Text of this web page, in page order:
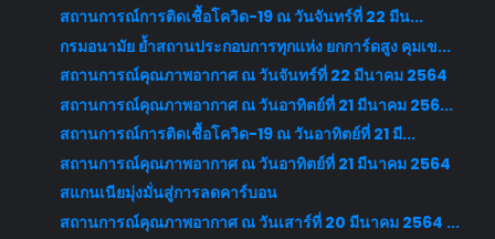
สถานการณ์การติดเชื้อโควิด-19 ณ วันจันทร์ที่ 22 มีน...
กรมอนามัย ย้ำสถานประกอบการทุกแห่ง ยกการ์ดสูง คุมเข...
สถานการณ์คุณภาพอากาศ ณ วันจันทร์ที่ 22 มีนาคม 2564
สถานการณ์คุณภาพอากาศ ณ วันอาทิตย์ที่ 21 มีนาคม 256...
สถานการณ์การติดเชื้อโควิด-19 ณ วันอาทิตย์ที่ 21 มี...
สถานการณ์คุณภาพอากาศ ณ วันอาทิตย์ที่ 21 มีนาคม 2564
สแกนเนียมุ่งมั่นสู่การลดคาร์บอน
สถานการณ์คุณภาพอากาศ ณ วันเสาร์ที่ 20 มีนาคม 2564 ...